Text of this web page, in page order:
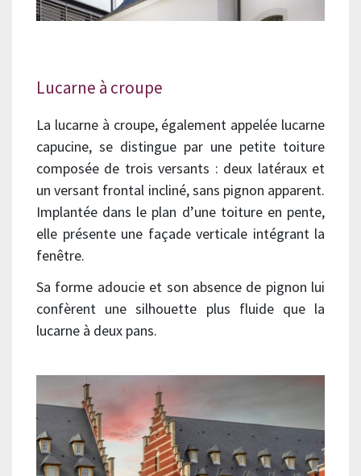
Lucarne à croupe
La lucarne à croupe, également appelée lucarne
capucine, se distingue par une petite toiture
composée de trois versants : deux latéraux et
un versant frontal incliné, sans pignon apparent.
Implantée dans le plan d’une toiture en pente,
elle présente une façade verticale intégrant la
fenêtre.
Sa forme adoucie et son absence de pignon lui
confèrent une silhouette plus fluide que la
lucarne à deux pans.